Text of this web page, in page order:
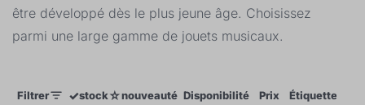
être développé dès le plus jeune âge. Choisissez
parmi une large gamme de jouets musicaux.
Filtrer ✓stock☆nouveauté Disponibilité Prix Étiquettes